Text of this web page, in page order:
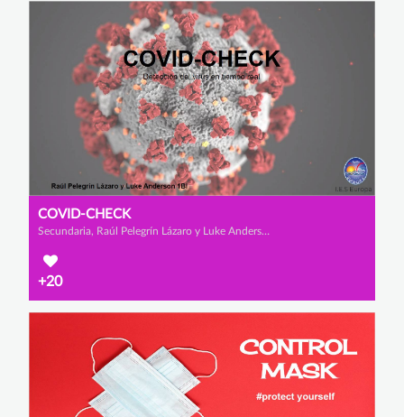
COVID-CHECK
Secundaria, Raúl Pelegrín Lázaro y Luke Anderson
+20